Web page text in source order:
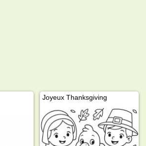
Joyeux Thanksgiving